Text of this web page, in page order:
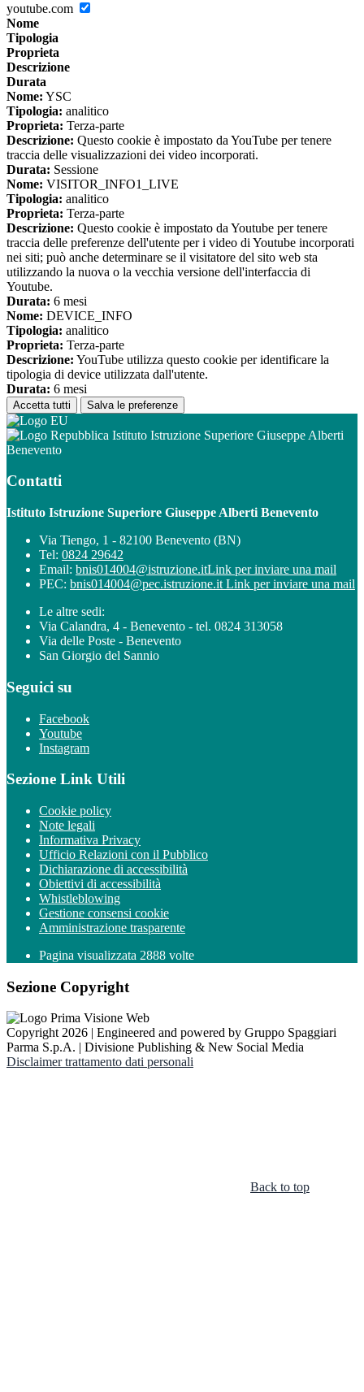
youtube.com
Nome
Tipologia
Proprieta
Descrizione
Durata
Nome: YSC
Tipologia: analitico
Proprieta: Terza-parte
Descrizione: Questo cookie è impostato da YouTube per tenere
traccia delle visualizzazioni dei video incorporati.
Durata: Sessione
Nome: VISITOR_INFO1_LIVE
Tipologia: analitico
Proprieta: Terza-parte
Descrizione: Questo cookie è impostato da Youtube per tenere
traccia delle preferenze dell'utente per i video di Youtube incorporati
nei siti; può anche determinare se il visitatore del sito web sta
utilizzando la nuova o la vecchia versione dell'interfaccia di
Youtube.
Durata: 6 mesi
Nome: DEVICE_INFO
Tipologia: analitico
Proprieta: Terza-parte
Descrizione: YouTube utilizza questo cookie per identificare la
tipologia di device utilizzata dall'utente.
Durata: 6 mesi
Accetta tutti Salva le preferenze
Istituto Istruzione Superiore Giuseppe Alberti
Benevento
Contatti
Istituto Istruzione Superiore Giuseppe Alberti Benevento
Via Tiengo, 1 - 82100 Benevento (BN)
Tel: 0824 29642
Email: bnis014004@istruzione.itLink per inviare una mail
PEC: bnis014004@pec.istruzione.it Link per inviare una mail
Le altre sedi:
Via Calandra, 4 - Benevento - tel. 0824 313058
Via delle Poste - Benevento
San Giorgio del Sannio
Seguici su
Facebook
Youtube
Instagram
Sezione Link Utili
Cookie policy
Note legali
Informativa Privacy
Ufficio Relazioni con il Pubblico
Dichiarazione di accessibilità
Obiettivi di accessibilità
Whistleblowing
Gestione consensi cookie
Amministrazione trasparente
Pagina visualizzata 2888 volte
Sezione Copyright
Copyright 2026 | Engineered and powered by Gruppo Spaggiari
Parma S.p.A. | Divisione Publishing & New Social Media
Disclaimer trattamento dati personali
Back to top